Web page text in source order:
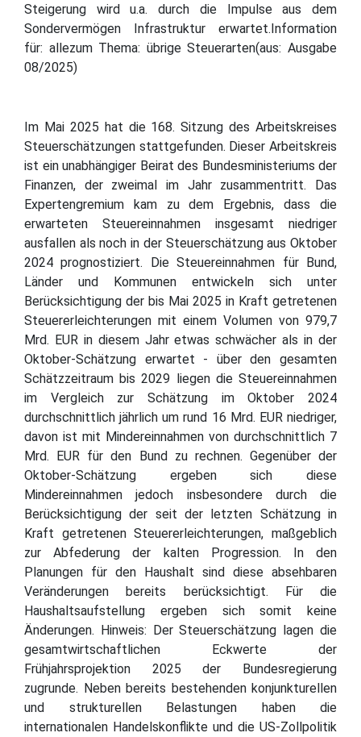
Steigerung wird u.a. durch die Impulse aus dem
Sondervermögen Infrastruktur erwartet.Information
für: allezum Thema: übrige Steuerarten(aus: Ausgabe
08/2025)
Im Mai 2025 hat die 168. Sitzung des Arbeitskreises
Steuerschätzungen stattgefunden. Dieser Arbeitskreis
ist ein unabhängiger Beirat des Bundesministeriums der
Finanzen, der zweimal im Jahr zusammentritt. Das
Expertengremium kam zu dem Ergebnis, dass die
erwarteten Steuereinnahmen insgesamt niedriger
ausfallen als noch in der Steuerschätzung aus Oktober
2024 prognostiziert. Die Steuereinnahmen für Bund,
Länder und Kommunen entwickeln sich unter
Berücksichtigung der bis Mai 2025 in Kraft getretenen
Steuererleichterungen mit einem Volumen von 979,7
Mrd. EUR in diesem Jahr etwas schwächer als in der
Oktober-Schätzung erwartet - über den gesamten
Schätzzeitraum bis 2029 liegen die Steuereinnahmen
im Vergleich zur Schätzung im Oktober 2024
durchschnittlich jährlich um rund 16 Mrd. EUR niedriger,
davon ist mit Mindereinnahmen von durchschnittlich 7
Mrd. EUR für den Bund zu rechnen. Gegenüber der
Oktober-Schätzung ergeben sich diese
Mindereinnahmen jedoch insbesondere durch die
Berücksichtigung der seit der letzten Schätzung in
Kraft getretenen Steuererleichterungen, maßgeblich
zur Abfederung der kalten Progression. In den
Planungen für den Haushalt sind diese absehbaren
Veränderungen bereits berücksichtigt. Für die
Haushaltsaufstellung ergeben sich somit keine
Änderungen. Hinweis: Der Steuerschätzung lagen die
gesamtwirtschaftlichen Eckwerte der
Frühjahrsprojektion 2025 der Bundesregierung
zugrunde. Neben bereits bestehenden konjunkturellen
und strukturellen Belastungen haben die
internationalen Handelskonflikte und die US-Zollpolitik